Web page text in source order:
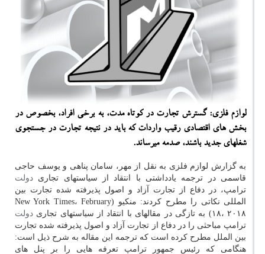
لوازم فلزی: گسترش تجارت در كوتاه­ مدت، به برخی افراد، بخصوص در
بخش­ های اقتصادی رقیب واردات كه باید در نتیجه تجارت در جستجوی
شغل­های جدید باشند، صدمه می­رساند.
به گزارش لوازم فلزی به نقل از مهر، سامان پناهی و یوسف حاجی
قاسمی در ترجمه یادداشتی با انتقاد از سیاستهای تجاری دولت
ترامپ، در دفاع از تجارت آزاد و اصول پذیرفته شده تجارت بین
المللی نكاتی را مطرح كردند: منكیو (New York Times، February
۱۸، ۲۰۱۸) به تازگی در مقاله­ای با انتقاد از سیاست­های تجاری
دولت
ترامپ مباحثی را در دفاع از تجارت آزاد و اصول پذیرفته شده تجارت
بین ­الملل مطرح كرده است كه ترجمه این مقاله به شرح ذیل است:
هنگامی كه رئیس جمهور ترامپ تعرفه ­هایی را بر پنل­ های